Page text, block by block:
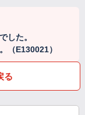
した。
（E130021）
る